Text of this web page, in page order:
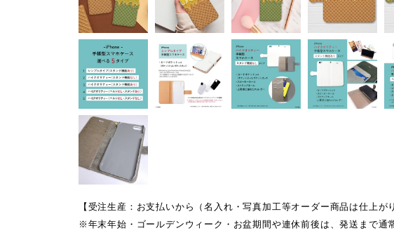
【受注生産：お支払いから（名入れ・写真加工等オーダー商品は仕上が
※年末年始・ゴールデンウィーク・お盆期間や連休前後は、発送まで通